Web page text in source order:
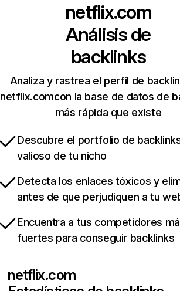
netflix.com
Análisis de
backlinks
Analiza y rastrea el perfil de
netflix.comcon la base de datos de
más rápida que existe
Descubre el portfolio de
valioso de tu nicho
Detecta los enlaces tóxicos y
antes de que perjudiquen a tu
Encuentra a tus competidores
fuertes para conseguir backlinks
netflix.com